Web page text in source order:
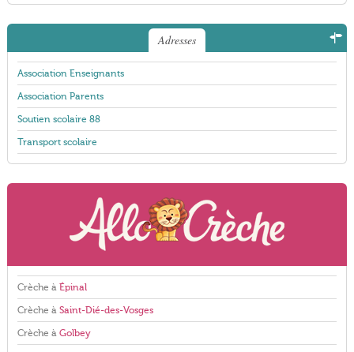
Adresses
Association Enseignants
Association Parents
Soutien scolaire 88
Transport scolaire
Crèche à Épinal
Crèche à Saint-Dié-des-Vosges
Crèche à Golbey